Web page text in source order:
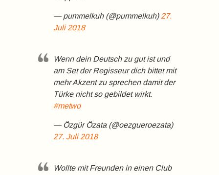
— pummelkuh (@pummelkuh) 27.
Juli 2018
Wenn dein Deutsch zu gut ist und
am Set der Regisseur dich bittet mit
mehr Akzent zu sprechen damit der
Türke nicht so gebildet wirkt.
#metwo
— Özgür Özata (@oezgueroezata)
27. Juli 2018
Wollte mit Freunden in einen Club